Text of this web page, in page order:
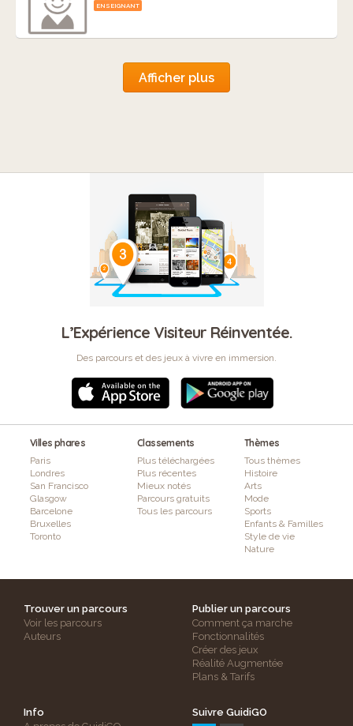
ENSEIGNANT
Afficher plus
L’Expérience Visiteur Réinventée.
Des parcours et des jeux à vivre en immersion.
Villes phares
Paris
Londres
San Francisco
Glasgow
Barcelone
Bruxelles
Toronto
Classements
Plus téléchargées
Plus récentes
Mieux notés
Parcours gratuits
Tous les parcours
Thèmes
Tous thèmes
Histoire
Arts
Mode
Sports
Enfants & Familles
Style de vie
Nature
Trouver un parcours
Voir les parcours
Auteurs
Publier un parcours
Comment ça marche
Fonctionnalités
Créer des jeux
Réalité Augmentée
Plans & Tarifs
Info
Suivre GuidiGO